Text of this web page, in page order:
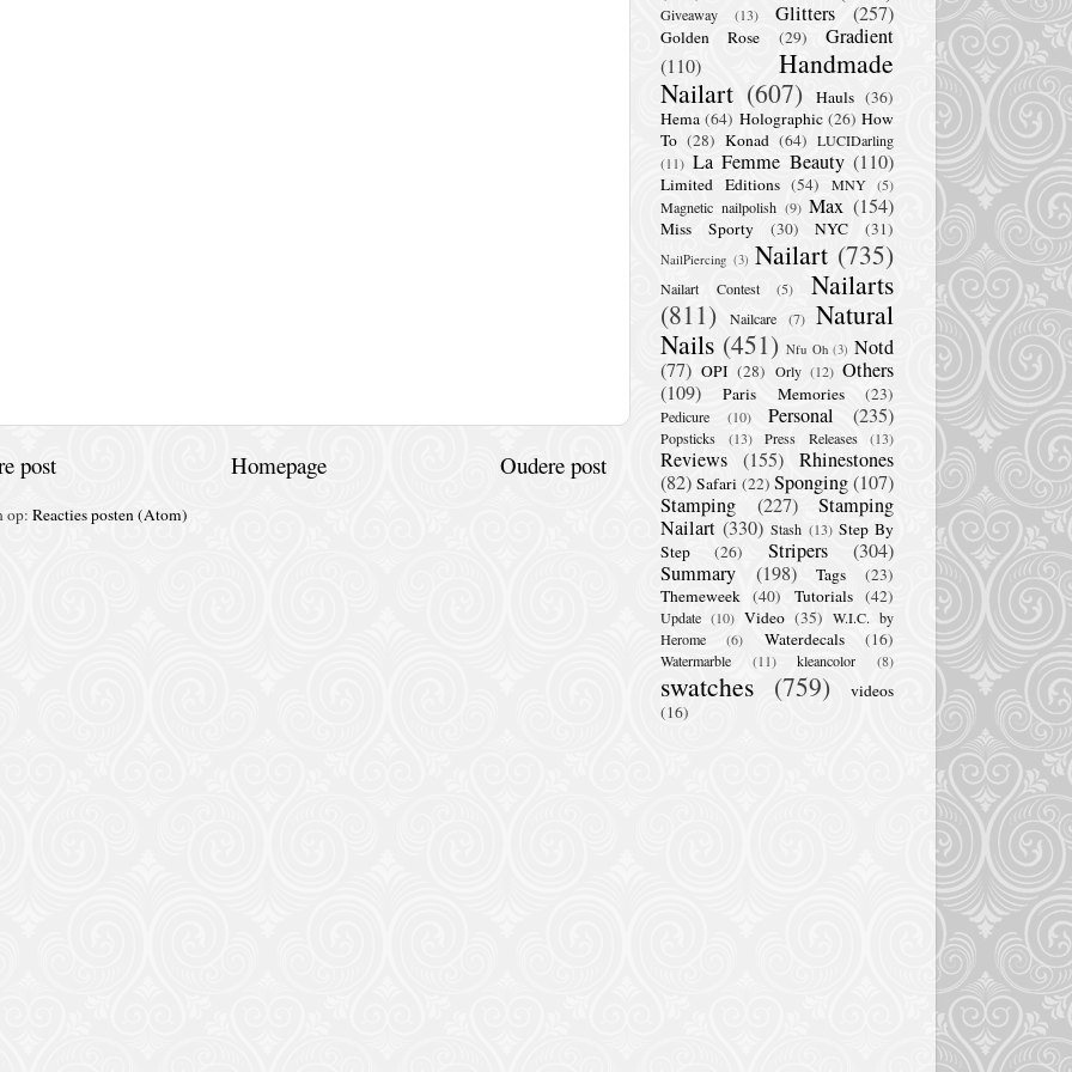
post Oudere post
Homepage
op: Reacties posten (Atom)
Giveaway (13) Glitters (257)
Golden Rose (29)
Gradient
(110)
Handmade
Nailart (607) Hauls (36)
Hema (64) Holographic (26) How
To (28) Konad (64) LUCIDarling
(11) La Femme Beauty (110)
Limited Editions (54) MNY (5)
Magnetic nailpolish (9) Max (154)
Miss Sporty (30) NYC (31)
NailPiercing (3) Nailart (735)
Nailart Contest (5)
Nailarts
(811)
Nailcare (7) Natural
Nails (451) Nfu Oh (3) Notd
(77) OPI (28) Orly (12) Others
(109)
Paris Memories (23)
Pedicure (10) Personal (235)
Popsticks (13) Press Releases (13)
Reviews (155) Rhinestones
(82) Safari (22) Sponging(107)
Stamping
(227)
Stamping
Nailart (330) Stash (13) Step By
Step
(26) Stripers
(304)
Summary
(198) Tags
(23)
Themeweek (40) Tutorials (42)
Update (10) Video (35) W.I.C. by
Herome
(6) Waterdecals (16)
Watermarble (11) kleancolor (8)
swatches (759)
videos
(16)